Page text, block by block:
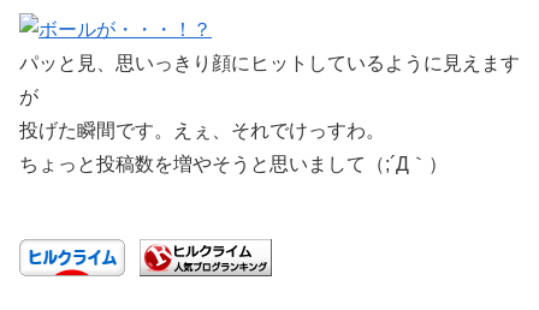
パッと見、思いっきり顔にヒットしているように見えます
が
投げた瞬間です。えぇ、それでけっすわ。
ちょっと投稿数を増やそうと思いまして（;´Д｀）